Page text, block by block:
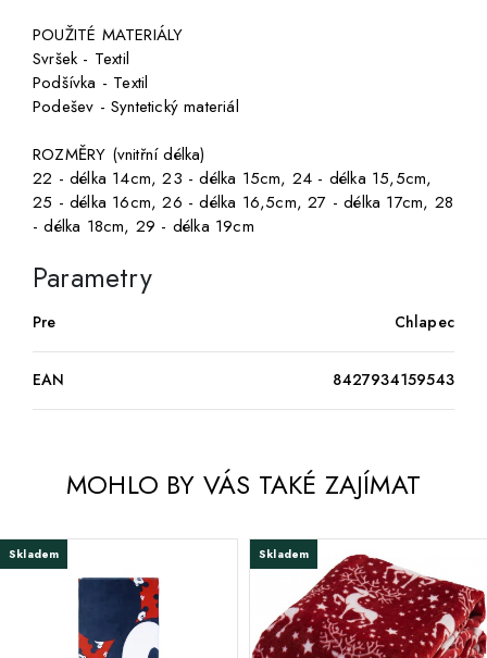
POUŽITÉ MATERIÁLY
Svršek - Textil
Podšívka - Textil
Podešev - Syntetický materiál
ROZMĚRY (vnitřní délka)
22 - délka 14cm, 23 - délka 15cm, 24 - délka 15,5cm,
25 - délka 16cm, 26 - délka 16,5cm, 27 - délka 17cm, 28
- délka 18cm, 29 - délka 19cm
Parametry
Pre Chlapec
EAN 8427934159543
MOHLO BY VÁS TAKÉ ZAJÍMAT
Skladem Skladem